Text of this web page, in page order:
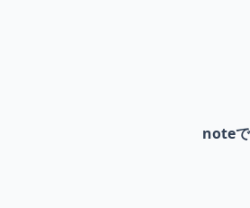
noteで